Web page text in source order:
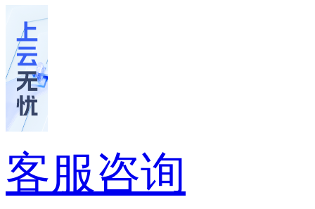
客服咨询